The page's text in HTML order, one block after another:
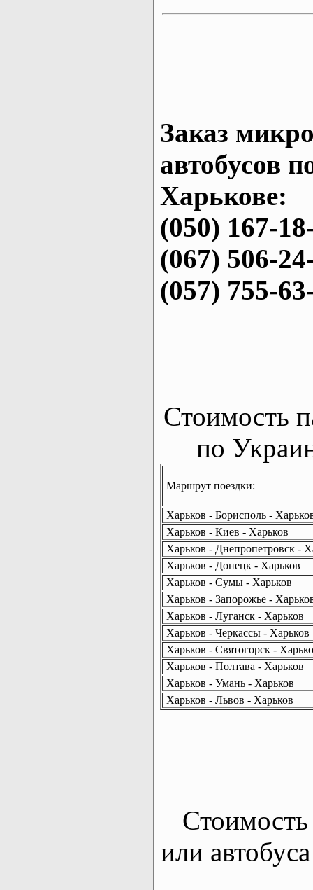
Заказ
автобусов
Харькове:
(050) 167-
(067) 506-
(057) 755-
Стоимость
по
Маршрут поездки:
Харьков - Борисполь -
Харьков - Киев - Харьков
Харьков - Днепропетровск -
Харьков - Донецк - Харьков
Харьков - Сумы - Харьков
Харьков - Запорожье -
Харьков - Луганск - Харьков
Харьков - Черкассы - Харьков
Харьков - Святогорск -
Харьков - Полтава - Харьков
Харьков - Умань - Харьков
Харьков - Львов - Харьков
Стоимость
или